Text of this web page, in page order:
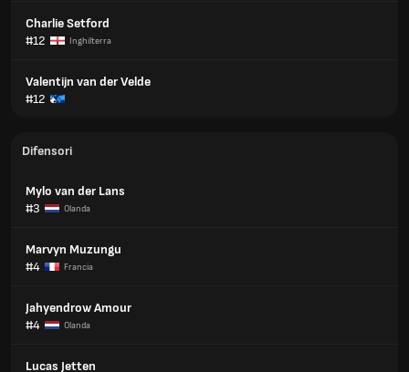
Charlie Setford
#12
Inghilterra
Valentijn van der Velde
#12
Difensori
Mylo van der Lans
#3
Olanda
Marvyn Muzungu
#4
Francia
Jahyendrow Amour
#4
Olanda
Lucas Jetten